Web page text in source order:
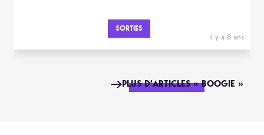
SORTIES
il y a 8 ans
PLUS D'ARTICLES « BOOGIE »